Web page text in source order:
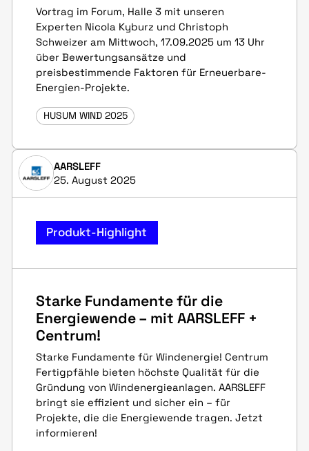
Vortrag im Forum, Halle 3 mit unseren
Experten Nicola Kyburz und Christoph
Schweizer am Mittwoch, 17.09.2025 um 13 Uhr
über Bewertungsansätze und
preisbestimmende Faktoren für Erneuerbare-
Energien-Projekte.
HUSUM WIND 2025
AARSLEFF
25. August 2025
Produkt-Highlight
Starke Fundamente für die
Energiewende – mit AARSLEFF +
Centrum!
Starke Fundamente für Windenergie! Centrum
Fertigpfähle bieten höchste Qualität für die
Gründung von Windenergieanlagen. AARSLEFF
bringt sie effizient und sicher ein – für
Projekte, die die Energiewende tragen. Jetzt
informieren!